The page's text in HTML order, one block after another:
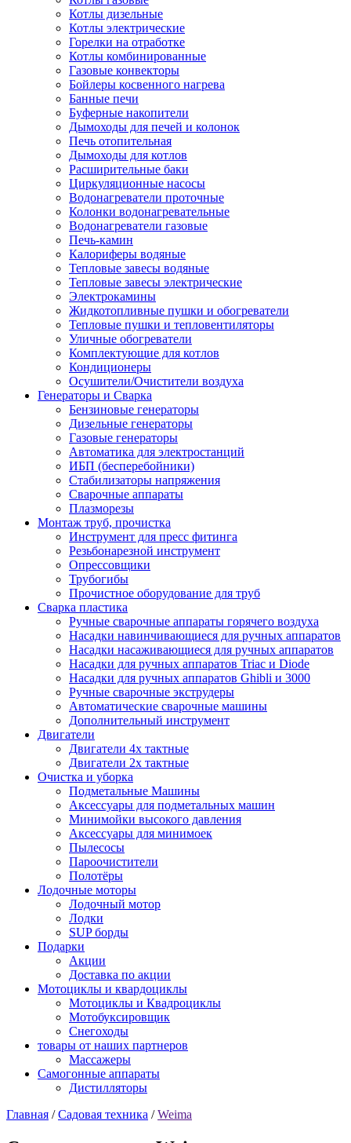
Котлы дизельные
Котлы электрические
Горелки на отработке
Котлы комбинированные
Газовые конвекторы
Бойлеры косвенного нагрева
Банные печи
Буферные накопители
Дымоходы для печей и колонок
Печь отопительная
Дымоходы для котлов
Расширительные баки
Циркуляционные насосы
Водонагреватели проточные
Колонки водонагревательные
Водонагреватели газовые
Печь-камин
Калориферы водяные
Тепловые завесы водяные
Тепловые завесы электрические
Электрокамины
Жидкотопливные пушки и обогреватели
Тепловые пушки и тепловентиляторы
Уличные обогреватели
Комплектующие для котлов
Кондиционеры
Осушители/Очистители воздуха
Генераторы и Сварка
Бензиновые генераторы
Дизельные генераторы
Газовые генераторы
Автоматика для электростанций
ИБП (бесперебойники)
Стабилизаторы напряжения
Сварочные аппараты
Плазморезы
Монтаж труб, прочистка
Инструмент для пресс фитинга
Резьбонарезной инструмент
Опрессовщики
Трубогибы
Прочистное оборудование для труб
Сварка пластика
Ручные сварочные аппараты горячего воздуха
Насадки навинчивающиеся для ручных аппаратов
Насадки насаживающиеся для ручных аппаратов
Насадки для ручных аппаратов Triac и Diode
Насадки для ручных аппаратов Ghibli и 3000
Ручные сварочные экструдеры
Автоматические сварочные машины
Дополнительный инструмент
Двигатели
Двигатели 4х тактные
Двигатели 2х тактные
Очистка и уборка
Подметальные Машины
Аксессуары для подметальных машин
Минимойки высокого давления
Аксессуары для минимоек
Пылесосы
Пароочистители
Полотёры
Лодочные моторы
Лодочный мотор
Лодки
SUP борды
Подарки
Акции
Доставка по акции
Мотоциклы и квардоциклы
Мотоциклы и Квадроциклы
Мотобуксировщик
Снегоходы
товары от наших партнеров
Массажеры
Самогонные аппараты
Дистилляторы
Главная /Садовая техника /Weima